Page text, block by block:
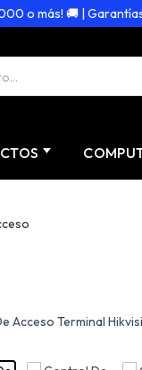
más! 🚚 | Garantías